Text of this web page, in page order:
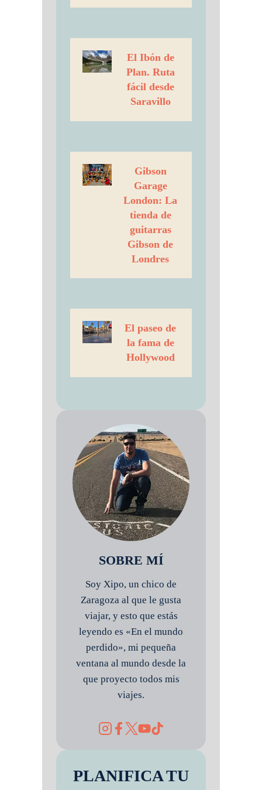
El Ibón de
Plan. Ruta
fácil desde
Saravillo
Gibson
Garage
London: La
tienda de
guitarras
Gibson de
Londres
El paseo de
la fama de
Hollywood
SOBRE MÍ
Soy Xipo, un chico de
Zaragoza al que le gusta
viajar, y esto que estás
leyendo es «En el mundo
perdido», mi pequeña
ventana al mundo desde la
que proyecto todos mis
viajes.
PLANIFICA TU